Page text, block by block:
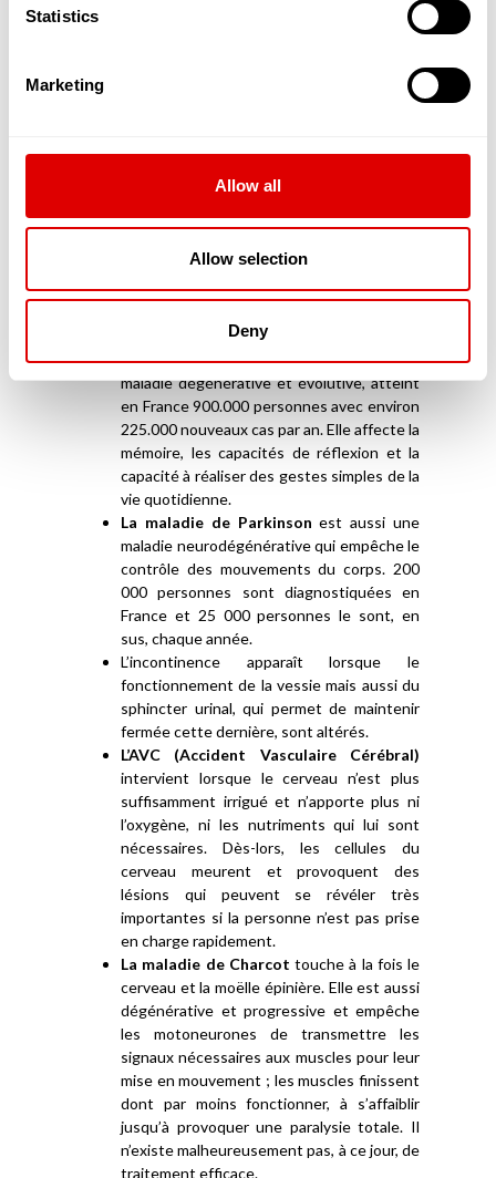
Statistics
Marketing
Allow all
Allow selection
Deny
Ces structures ont aussi l’avantage de donner à
l’Aidant la capacité de souffler, de reprendre des
prendre soin de la personne âgée.
en charge dans les EHPAD
Les pathologies liées au vieillissement sont
l’espérance de vie mais aussi à nos modes de vie
et à notre alimentation. Les EHPAD sont adaptés
La maladie d’Alzheimerqui est une
maladie dégénérative et évolutive, atteint
en France 900.000 personnes avec environ
225.000 nouveaux cas par an. Elle affecte la
mémoire, les capacités de réflexion et la
capacité à réaliser des gestes simples de la
vie quotidienne.
La maladie de Parkinson est aussi une
maladie neurodégénérative qui empêche le
contrôle des mouvements du corps. 200
000 personnes sont diagnostiquées en
France et 25 000 personnes le sont, en
sus, chaque année.
L’incontinence apparaît lorsque le
fonctionnement de la vessie mais aussi du
sphincter urinal, qui permet de maintenir
fermée cette dernière, sont altérés.
L’AVC (Accident Vasculaire Cérébral)
intervient lorsque le cerveau n’est plus
suffisamment irrigué et n’apporte plus ni
l’oxygène, ni les nutriments qui lui sont
nécessaires. Dès-lors, les cellules du
cerveau meurent et provoquent des
lésions qui peuvent se révéler très
importantes si la personne n’est pas prise
en charge rapidement.
La maladie de Charcot touche à la fois le
cerveau et la moëlle épinière. Elle est aussi
dégénérative et progressive et empêche
les motoneurones de transmettre les
signaux nécessaires aux muscles pour leur
mise en mouvement ; les muscles finissent
dont par moins fonctionner, à s’affaiblir
jusqu’à provoquer une paralysie totale. Il
n’existe malheureusement pas, à ce jour, de
traitement efficace.